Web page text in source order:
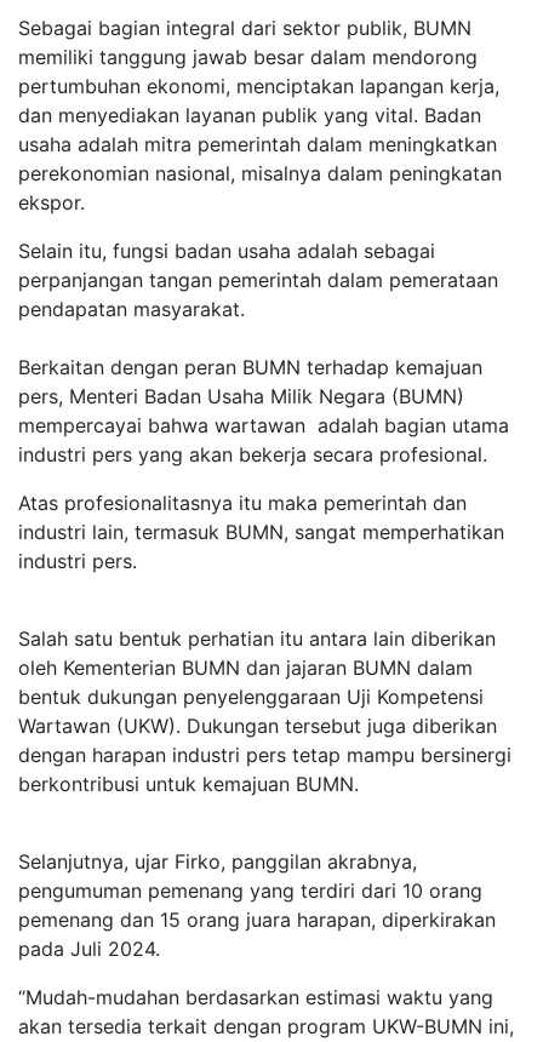
Sebagai bagian integral dari sektor publik, BUMN
memiliki tanggung jawab besar dalam mendorong
pertumbuhan ekonomi, menciptakan lapangan kerja,
dan menyediakan layanan publik yang vital. Badan
usaha adalah mitra pemerintah dalam meningkatkan
perekonomian nasional, misalnya dalam peningkatan
ekspor.
Selain itu, fungsi badan usaha adalah sebagai
perpanjangan tangan pemerintah dalam pemerataan
pendapatan masyarakat.
Berkaitan dengan peran BUMN terhadap kemajuan
pers, Menteri Badan Usaha Milik Negara (BUMN)
mempercayai bahwa wartawan adalah bagian utama
industri pers yang akan bekerja secara profesional.
Atas profesionalitasnya itu maka pemerintah dan
industri lain, termasuk BUMN, sangat memperhatikan
industri pers.
Salah satu bentuk perhatian itu antara lain diberikan
oleh Kementerian BUMN dan jajaran BUMN dalam
bentuk dukungan penyelenggaraan Uji Kompetensi
Wartawan (UKW). Dukungan tersebut juga diberikan
dengan harapan industri pers tetap mampu bersinergi
berkontribusi untuk kemajuan BUMN.
Selanjutnya, ujar Firko, panggilan akrabnya,
pengumuman pemenang yang terdiri dari 10 orang
pemenang dan 15 orang juara harapan, diperkirakan
pada Juli 2024.
“Mudah-mudahan berdasarkan estimasi waktu yang
akan tersedia terkait dengan program UKW-BUMN ini,